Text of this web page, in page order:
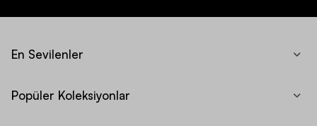
En Sevilenler
Popüler Koleksiyonlar